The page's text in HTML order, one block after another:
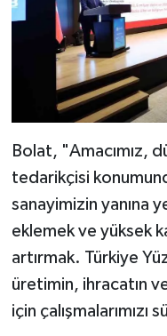
Bolat, "Amacımız,
tedarikçisi
sanayimizin yanına
eklemek ve yüksek
artırmak. Türkiye
üretimin, ihracatın
için